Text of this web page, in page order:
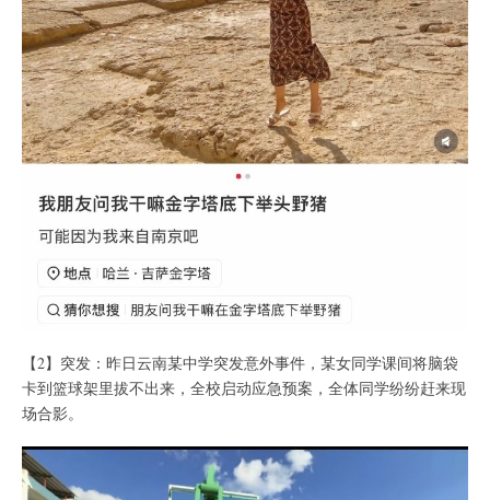
【2】突发：昨日云南某中学突发意外事件，某女同学课间将脑袋
卡到篮球架里拔不出来，全校启动应急预案，全体同学纷纷赶来现
场合影。